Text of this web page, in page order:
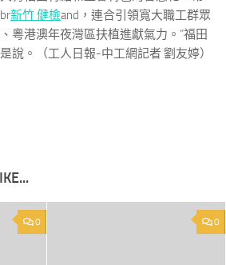
新竹 健檢and，連合引領寬大職工群眾
粵港澳年夜灣區扶植進獻氣力。”福田
說。（工人日報-中工網記者 劉友婷）
0 0